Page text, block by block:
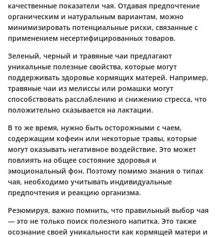
качественные показатели чая. Отдавая предпочтение
органическим и натуральным вариантам, можно
минимизировать потенциальные риски, связанные с
применением несертифицированных товаров.
Зеленый, черный и травяные чаи предлагают
уникальные полезные свойства, которые могут
поддерживать здоровье кормящих матерей. Например,
травяные чаи из мелиссы или ромашки могут
способствовать расслаблению и снижению стресса, что
положительно сказывается на лактации.
В то же время, нужно быть осторожными с чаем,
содержащим кофеин или некоторые травы, которые
могут оказывать негативное воздействие. Это может
повлиять на общее состояние здоровья и
эмоциональный фон. Поэтому помимо знания о типах
чая, необходимо учитывать индивидуальные
предпочтения и реакцию организма.
Резюмируя, важно помнить, что правильный выбор чая
— это не только поиск полезного напитка. Это также
осознание своей уникальности как кормящей матери и